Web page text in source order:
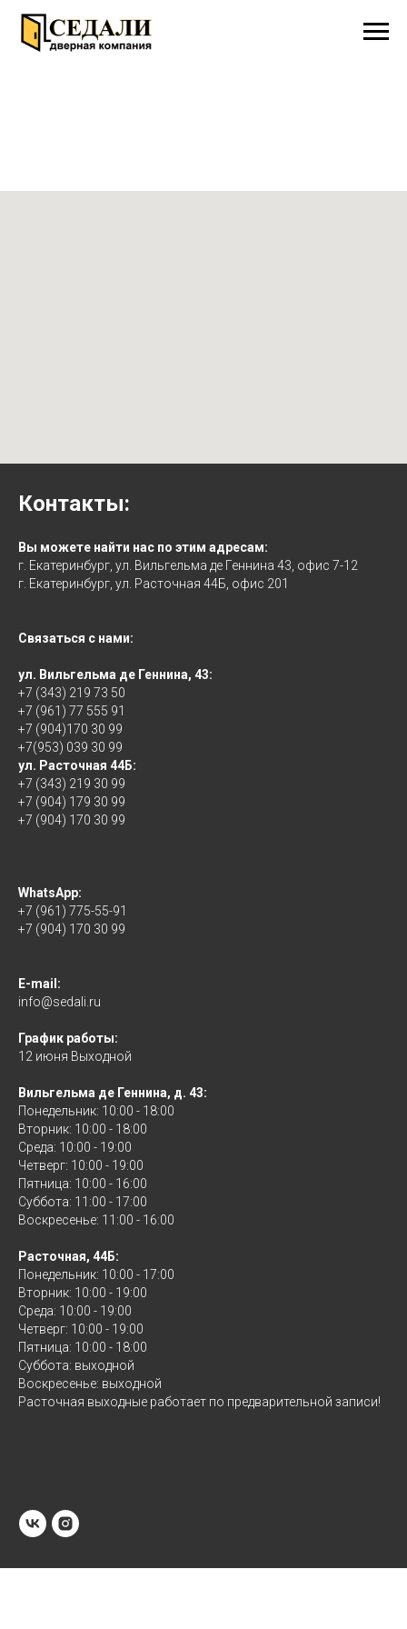
Контакты:
Вы можете найти нас по этим адресам:
г. Екатеринбург, ул. Вильгельма де Геннина 43, офис 7-12
г. Екатеринбург, ул. Расточная 44Б, офис 201
Связаться с нами:
ул. Вильгельма де Геннина, 43:
+7 (343) 219 73 50
+7 (961) 77 555 91
+7 (904)170 30 99
+7(953) 039 30 99
ул. Расточная 44Б:
+7 (343) 219 30 99
+7 (904) 179 30 99
+7 (904) 170 30 99
WhatsApp:
+7 (961) 775-55-91
+7 (904) 170 30 99
E-mail:
info@sedali.ru
График работы:
12 июня Выходной
Вильгельма де Геннина, д. 43:
Понедельник: 10:00 - 18:00
Вторник: 10:00 - 18:00
Среда: 10:00 - 19:00
Четверг: 10:00 - 19:00
Пятница: 10:00 - 16:00
Суббота: 11:00 - 17:00
Воскресенье: 11:00 - 16:00
Расточная, 44Б:
Понедельник: 10:00 - 17:00
Вторник: 10:00 - 19:00
Среда: 10:00 - 19:00
Четверг: 10:00 - 19:00
Пятница: 10:00 - 18:00
Суббота: выходной
Воскресенье: выходной
Расточная выходные работает по предварительной записи!